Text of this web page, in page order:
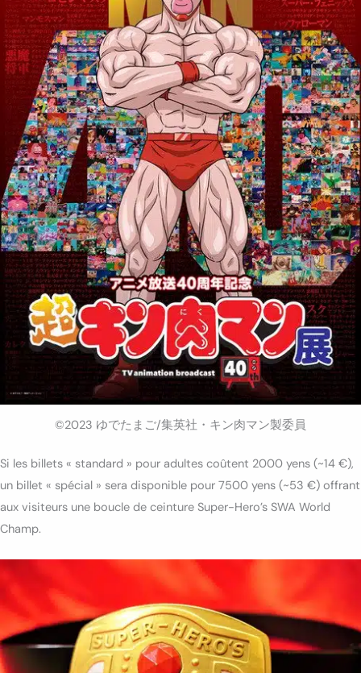
©2023 ゆでたまご/集英社・キン肉マン製委員
Si les billets « standard » pour adultes coûtent 2000 yens (~14 €),
un billet « spécial » sera disponible pour 7500 yens (~53 €) offrant
aux visiteurs une boucle de ceinture Super-Hero’s SWA World
Champ.